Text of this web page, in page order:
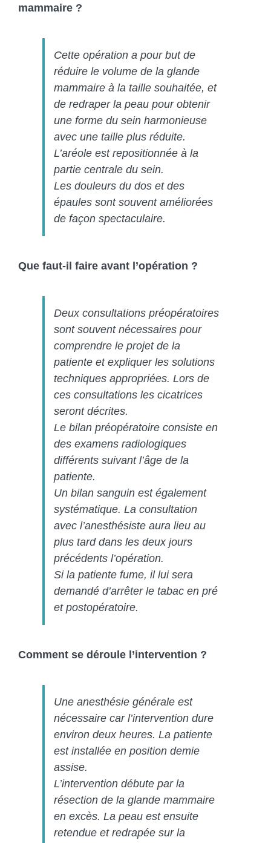
mammaire ?
Cette opération a pour but de
réduire le volume de la glande
mammaire à la taille souhaitée, et
de redraper la peau pour obtenir
une forme du sein harmonieuse
avec une taille plus réduite.
L’aréole est repositionnée à la
partie centrale du sein.
Les douleurs du dos et des
épaules sont souvent améliorées
de façon spectaculaire.
Que faut-il faire avant l’opération ?
Deux consultations préopératoires
sont souvent nécessaires pour
comprendre le projet de la
patiente et expliquer les solutions
techniques appropriées. Lors de
ces consultations les cicatrices
seront décrites.
Le bilan préopératoire consiste en
des examens radiologiques
différents suivant l’âge de la
patiente.
Un bilan sanguin est également
systématique. La consultation
avec l’anesthésiste aura lieu au
plus tard dans les deux jours
précédents l’opération.
Si la patiente fume, il lui sera
demandé d’arrêter le tabac en pré
et postopératoire.
Comment se déroule l’intervention ?
Une anesthésie générale est
nécessaire car l’intervention dure
environ deux heures. La patiente
est installée en position demie
assise.
L’intervention débute par la
résection de la glande mammaire
en excès. La peau est ensuite
retendue et redrapée sur la